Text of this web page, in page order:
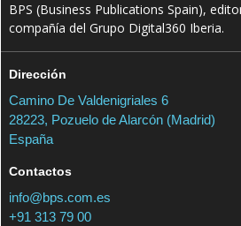
BPS (Business Publications Spain),
compañía del Grupo Digital360 Iberia.
Dirección
Camino De Valdenigriales 6
28223, Pozuelo de Alarcón (Madrid)
España
Contactos
info@bps.com.es
+91 313 79 00